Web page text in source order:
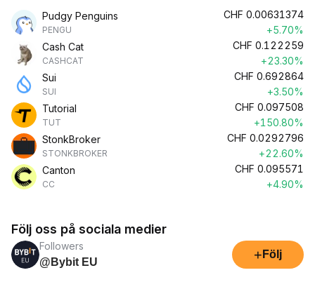
Pudgy Penguins
PENGU
CHF 0.00631374
+5.70%
Cash Cat
CASHCAT
CHF 0.122259
+23.30%
Sui
SUI
CHF 0.692864
+3.50%
Tutorial
TUT
CHF 0.097508
+150.80%
StonkBroker
STONKBROKER
CHF 0.0292796
+22.60%
Canton
CC
CHF 0.095571
+4.90%
Följ oss på sociala medier
Followers
@Bybit EU
+ Följ